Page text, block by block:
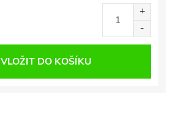
VLOŽIT DO KOŠÍKU